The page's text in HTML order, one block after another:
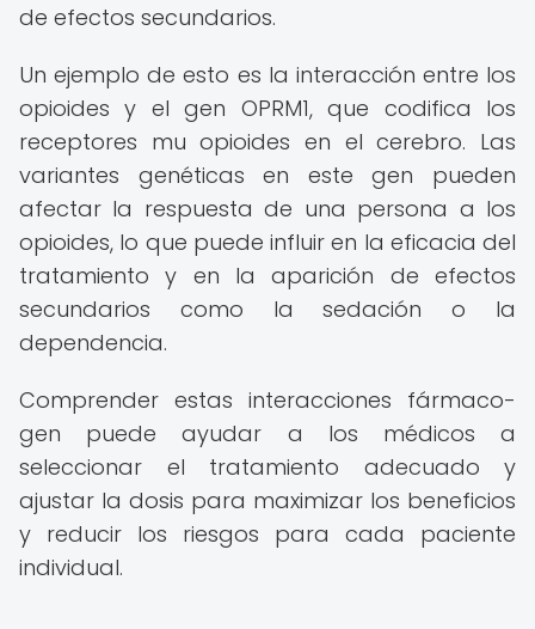
de efectos secundarios.
Un ejemplo de esto es la interacción entre los
opioides y el gen OPRM1, que codifica los
receptores mu opioides en el cerebro. Las
variantes genéticas en este gen pueden
afectar la respuesta de una persona a los
opioides, lo que puede influir en la eficacia del
tratamiento y en la aparición de efectos
secundarios como la sedación o la
dependencia.
Comprender estas interacciones fármaco-
gen puede ayudar a los médicos a
seleccionar el tratamiento adecuado y
ajustar la dosis para maximizar los beneficios
y reducir los riesgos para cada paciente
individual.